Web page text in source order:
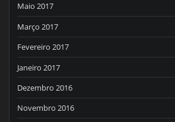
Maio 2017
Março 2017
Fevereiro 2017
Janeiro 2017
Dezembro 2016
Novembro 2016